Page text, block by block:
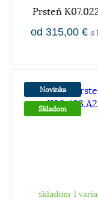
Prsteň
od 315,00 € s
Novinka
Skladom
skladom 1